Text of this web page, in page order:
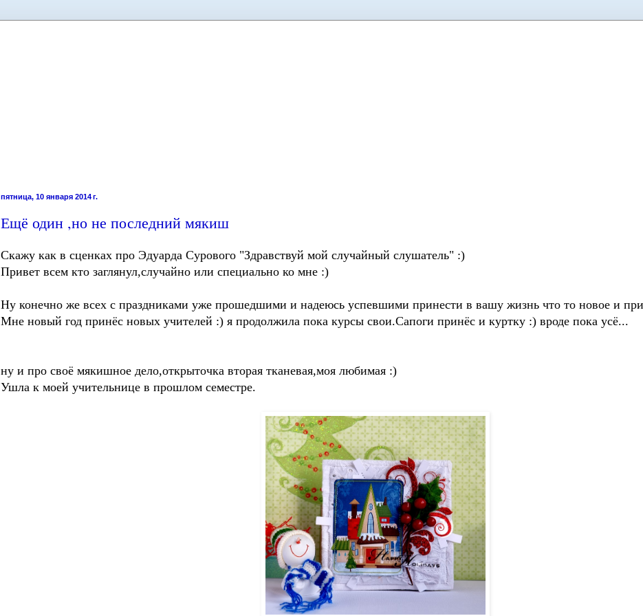
пятница, 10 января 2014 г.
Ещё один ,но не последний мякиш
Скажу как в сценках про Эдуарда Сурового "Здравствуй мой случайный слушатель" :)
Привет всем кто заглянул,случайно или специально ко мне :)
Ну конечно же всех с праздниками уже прошедшими и надеюсь успевшими принести в вашу жизнь что то новое и
Мне новый год принёс новых учителей :) я продолжила пока курсы свои.Сапоги принёс и куртку :) вроде пока усё...
ну и про своё мякишное дело,открыточка вторая тканевая,моя любимая :)
Ушла к моей учительнице в прошлом семестре.